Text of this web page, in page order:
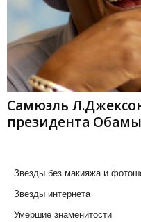
Самюэль
президента Обамы
Звезды без макияжа и
Звезды интернета
Умершие знаменитости